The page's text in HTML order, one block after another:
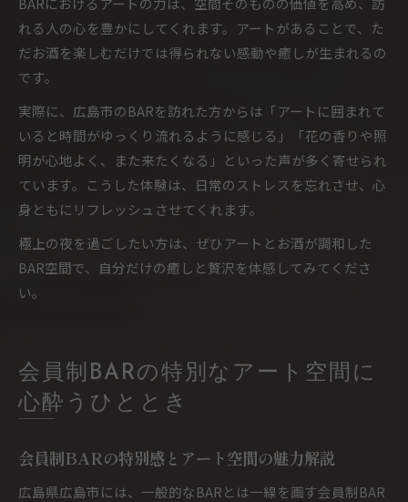
れる人の心を豊かにしてくれます。アートがあることで、た
だお酒を楽しむだけでは得られない感動や癒しが生まれるの
です。
実際に、広島市のBARを訪れた方からは「アートに囲まれて
いると時間がゆっくり流れるように感じる」「花の香りや照
明が心地よく、また来たくなる」といった声が多く寄せられ
ています。こうした体験は、日常のストレスを忘れさせ、心
身ともにリフレッシュさせてくれます。
極上の夜を過ごしたい方は、ぜひアートとお酒が調和した
BAR空間で、自分だけの癒しと贅沢を体感してみてくださ
い。
会員制BARの特別なアート空間に
心酔うひととき
会員制BARの特別感とアート空間の魅力解説
広島県広島市には、一般的なBARとは一線を画す会員制BAR